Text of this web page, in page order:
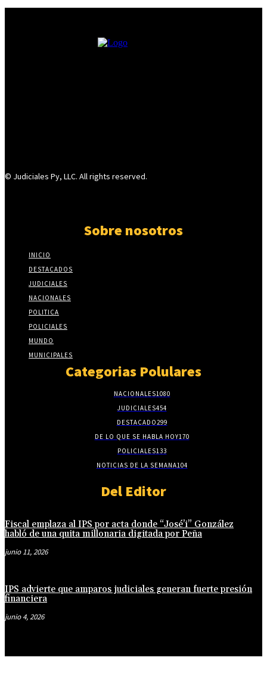
© Judiciales Py, LLC. All rights reserved.
Sobre nosotros
INICIO
DESTACADOS
JUDICIALES
NACIONALES
POLITICA
POLICIALES
MUNDO
MUNICIPALES
Categorias Polulares
NACIONALES1080
JUDICIALES454
DESTACADO299
DE LO QUE SE HABLA HOY170
POLICIALES133
NOTICIAS DE LA SEMANA104
Del Editor
Fiscal emplaza al IPS por acta donde “José’i” González
habló de una quita millonaria digitada por Peña
junio 11, 2026
IPS advierte que amparos judiciales generan fuerte presión
financiera
junio 4, 2026